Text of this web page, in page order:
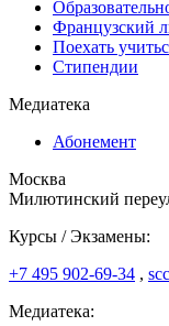
Французский
Поехать
Стипендии
Медиатека
Абонемент
Москва
Милютинский
Курсы / Экзамены:
+7 495 902-69-34 ,
Медиатека: